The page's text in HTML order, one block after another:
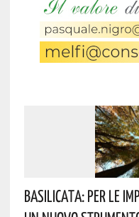
Basilicata: Per Le